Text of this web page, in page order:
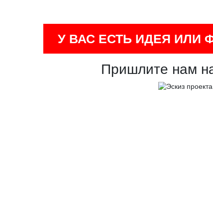
У ВАС ЕСТЬ ИДЕЯ ИЛИ
Пришлите нам